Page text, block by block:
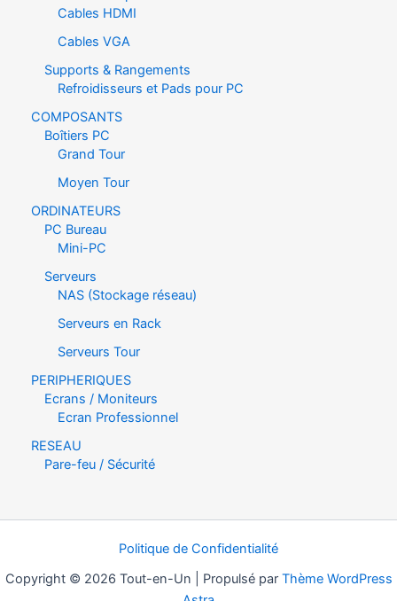
Cables HDMI
Cables VGA
Supports & Rangements
Refroidisseurs et Pads pour PC
COMPOSANTS
Boîtiers PC
Grand Tour
Moyen Tour
ORDINATEURS
PC Bureau
Mini-PC
Serveurs
NAS (Stockage réseau)
Serveurs en Rack
Serveurs Tour
PERIPHERIQUES
Ecrans / Moniteurs
Ecran Professionnel
RESEAU
Pare-feu / Sécurité
Politique de Confidentialité
Copyright © 2026 Tout-en-Un | Propulsé par Thème WordPress